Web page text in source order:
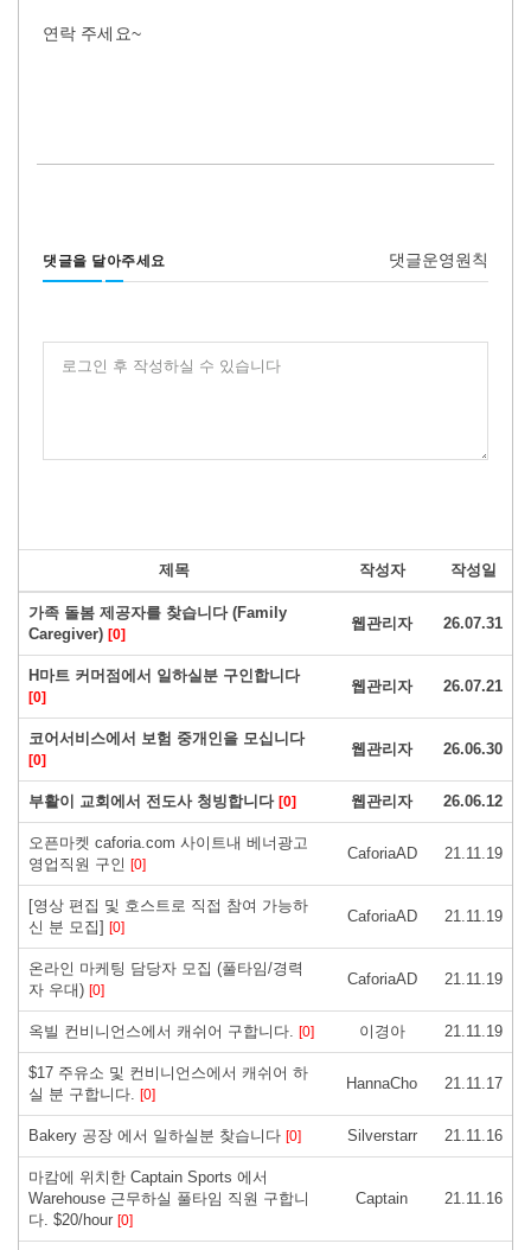
연락 주세요~
댓글을 달아주세요 댓글운영원칙
로그인 후 작성하실 수 있습니다
제목 작성자 작성일
가족 돌봄 제공자를 찾습니다 (Family
Caregiver) [0]
웹관리자 26.07.31
H마트 커머점에서 일하실분 구인합니다
[0]
웹관리자 26.07.21
코어서비스에서 보험 중개인을 모십니다
[0]
웹관리자 26.06.30
부활이 교회에서 전도사 청빙합니다 [0] 웹관리자 26.06.12
오픈마켓 caforia.com 사이트내 베너광고
영업직원 구인 [0]
CaforiaAD 21.11.19
[영상 편집 및 호스트로 직접 참여 가능하
신 분 모집] [0]
CaforiaAD 21.11.19
온라인 마케팅 담당자 모집 (풀타임/경력
자 우대) [0]
CaforiaAD 21.11.19
옥빌 컨비니언스에서 캐쉬어 구합니다. [0] 이경아 21.11.19
$17 주유소 및 컨비니언스에서 캐쉬어 하
실 분 구합니다. [0]
HannaCho 21.11.17
Bakery 공장 에서 일하실분 찾습니다 [0] Silverstarr 21.11.16
마캄에 위치한 Captain Sports 에서
Warehouse 근무하실 풀타임 직원 구합니
다. $20/hour [0]
Captain 21.11.16